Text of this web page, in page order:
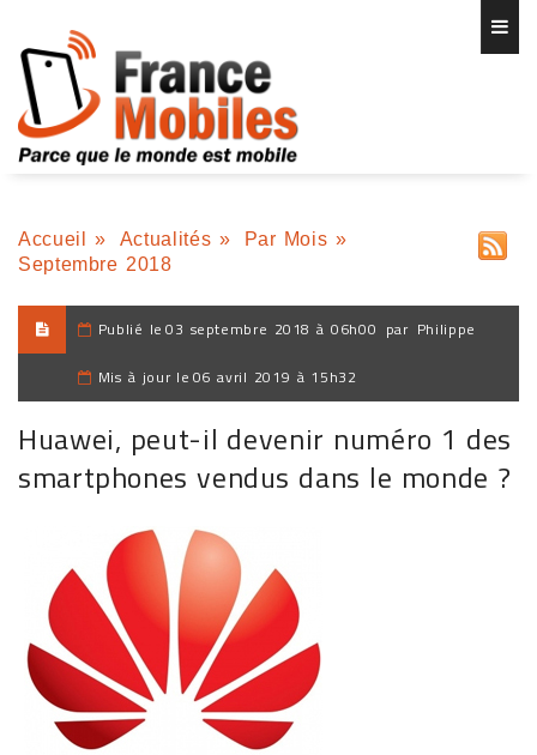
Accueil » Actualités » Par Mois »
Septembre 2018
Publié le 03 septembre 2018 à 06h00 par Philippe
Mis à jour le 06 avril 2019 à 15h32
Huawei, peut-il devenir numéro 1 des
smartphones vendus dans le monde ?